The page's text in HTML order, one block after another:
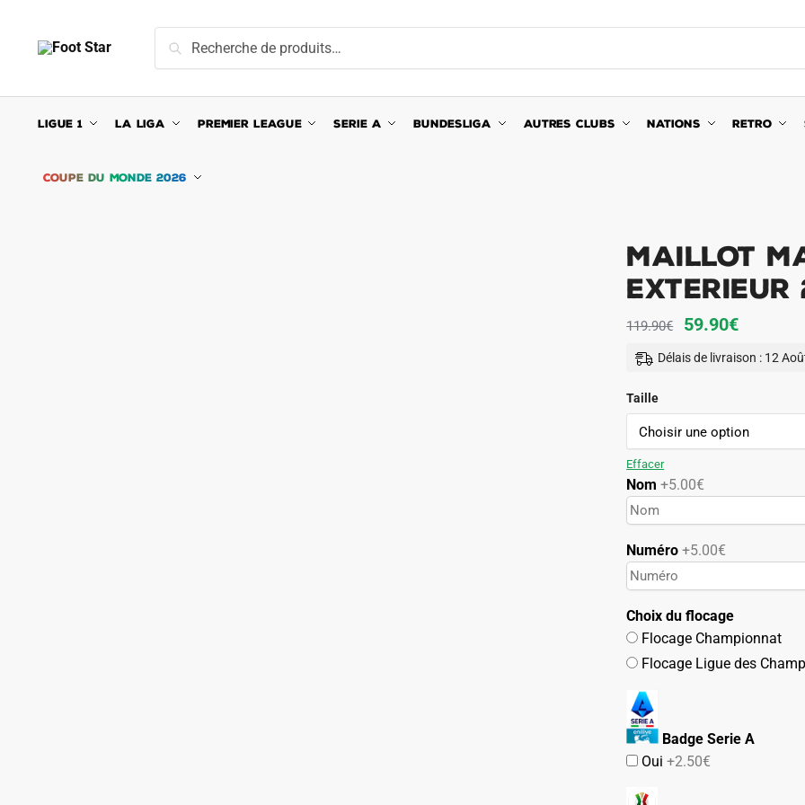
navigation
content
pour :
Recherche
LIGUE 1 LA LIGA PREMIER LEAGUE SERIE A BUNDESLIGA AUTRES CLUBS NATIONS RETRO
COUPE DU MONDE 2026
Maillot
Exterieur
119.90€
Le
prix
119.90€.
59.90€Le
59.90€.
Délais de livraison : 12
Taille
Effacer
Nom +5.00€
Numéro+5.00€
Choix du flocage
Flocage Championnat
Flocage Ligue des
Badge Serie A
Oui+2.50€